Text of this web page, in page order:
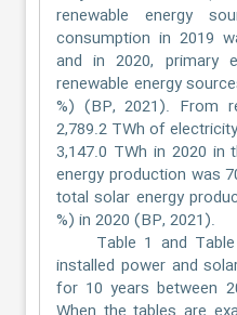
renewable energy
consumption in 2019
and in 2020, primary
renewable energy
%) (BP, 2021). From
2,789.2 TWh of
3,147.0 TWh in 2020 in
energy production was
total solar energy
%) in 2020 (BP, 2021).
Table 1 and Table
installed power and
for 10 years between